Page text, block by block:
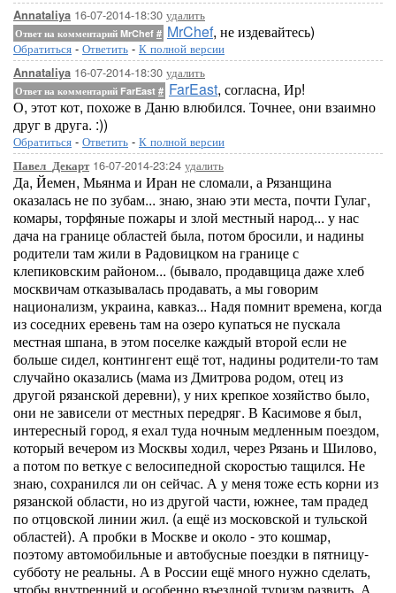
Annataliya 16-07-2014-18:30 удалить
Ответ на комментарий MrChef # MrChef, не издевайтесь)
Обратиться - Ответить - К полной версии
Annataliya 16-07-2014-18:30 удалить
Ответ на комментарий FarEast # FarEast, согласна, Ир!
О, этот кот, похоже в Даню влюбился. Точнее, они взаимно
друг в друга. :))
Обратиться - Ответить - К полной версии
Павел_Декарт16-07-2014-23:24 удалить
Да, Йемен, Мьянма и Иран не сломали, а Рязанщина
оказалась не по зубам... знаю, знаю эти места, почти Гулаг,
комары, торфяные пожары и злой местный народ... у нас
дача на границе областей была, потом бросили, и надины
родители там жили в Радовицком на границе с
клепиковским районом... (бывало, продавщица даже хлеб
москвичам отказывалась продавать, а мы говорим
национализм, украина, кавказ... Надя помнит времена, когда
из соседних еревень там на озеро купаться не пускала
местная шпана, в этом поселке каждый второй если не
больше сидел, контингент ещё тот, надины родители-то там
случайно оказались (мама из Дмитрова родом, отец из
другой рязанской деревни), у них крепкое хозяйство было,
они не зависели от местных передряг. В Касимове я был,
интересный город, я ехал туда ночным медленным поездом,
который вечером из Москвы ходил, через Рязань и Шилово,
а потом по веткуе с велосипедной скоростью тащился. Не
знаю, сохранился ли он сейчас. А у меня тоже есть корни из
рязанской области, но из другой части, южнее, там прадед
по отцовской линии жил. (а ещё из московской и тульской
областей). А пробки в Москве и около - это кошмар,
поэтому автомобильные и автобусные поездки в пятницу-
субботу не реальны. А в России ещё много нужно сделать,